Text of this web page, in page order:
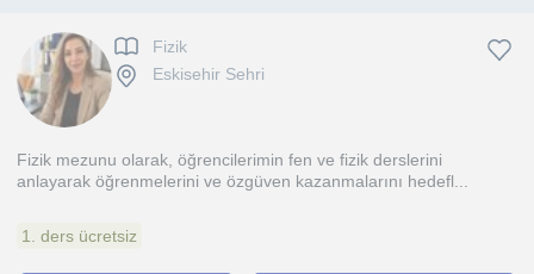
Fizik
Eskisehir Sehri
Fizik mezunu olarak, öğrencilerimin fen ve fizik derslerini
anlayarak öğrenmelerini ve özgüven kazanmalarını hedefl...
1. ders ücretsiz